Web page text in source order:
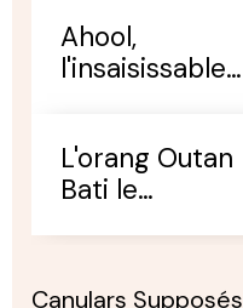
Ahool,
l'insaisissable
L'orang Outan
Bati le
Canulars Supposés